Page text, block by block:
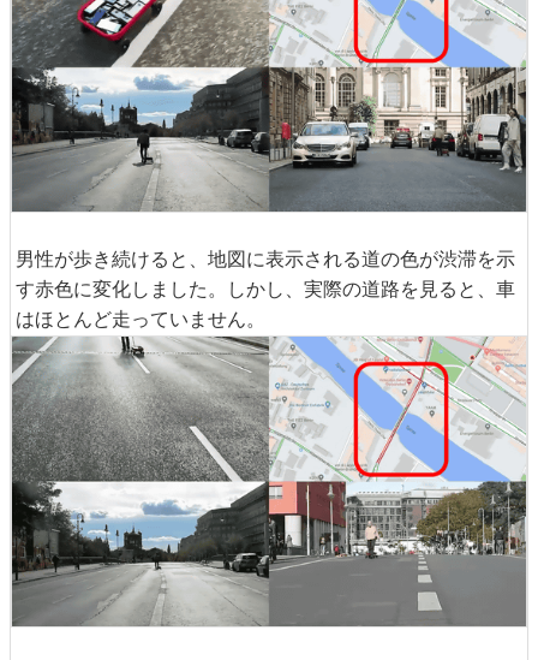
男性が歩き続けると、地図に表示される道の色が渋滞を示
す赤色に変化しました。しかし、実際の道路を見ると、車
はほとんど走っていません。